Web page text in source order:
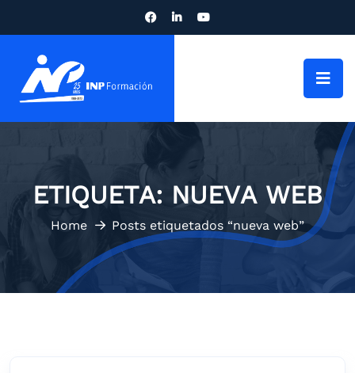
ETIQUETA: NUEVA WEB
Home Posts etiquetados “nueva web”